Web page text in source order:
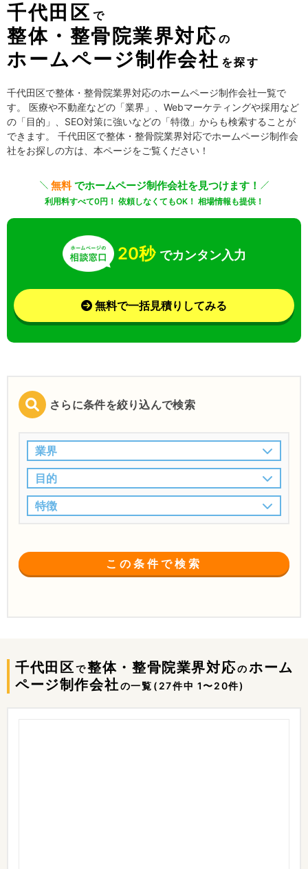
千代田区 で
整体・整骨院業界対応 の
ホームページ制作会社 を探す
千代田区で整体・整骨院業界対応のホームページ制作会社一覧で
す。 医療や不動産などの「業界」、Webマーケティングや採用など
の「目的」、SEO対策に強いなどの「特徴」からも検索することが
できます。 千代田区で整体・整骨院業界対応でホームページ制作会
社をお探しの方は、本ページをご覧ください！
無料でホームページ制作会社を見つけます！
利用料すべて0円！ 依頼しなくてもOK！ 相場情報も提供！
20秒 でカンタン入力
無料で一括見積りしてみる
さらに条件を絞り込んで検索
業界
目的
特徴
この条件で検索
千代田区で整体・整骨院業界対応のホーム
ページ制作会社の一覧 (27件中 1〜20件)